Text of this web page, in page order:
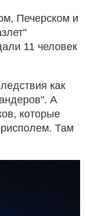
Печерском и
11 человек
как
А
которые
Там